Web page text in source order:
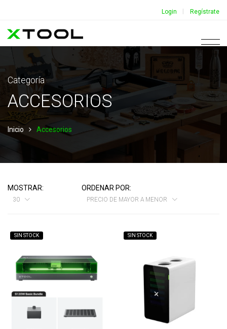
Login | Regístrate
Categoría
ACCESORIOS
Inicio Accesorios
MOSTRAR:
30
ORDENAR POR:
PRECIO DE MAYOR A MENOR
SIN STOCK SIN STOCK